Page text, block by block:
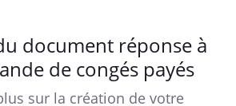
document réponse à
de congés payés
sur la création de votre